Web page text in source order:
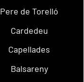
Pere de Torelló
Cardedeu
Capellades
Balsareny